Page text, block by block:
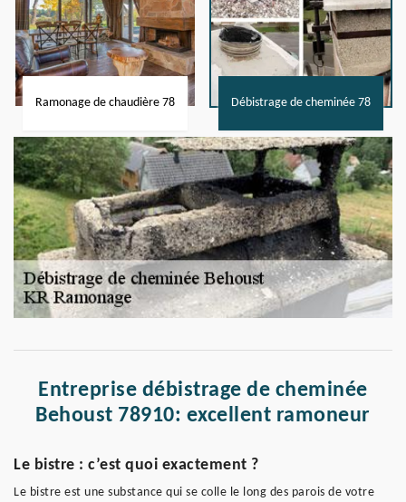
Ramonage de chaudière 78 Débistrage de cheminée 78
Entreprise débistrage de cheminée
Behoust 78910: excellent ramoneur
Le bistre : c’est quoi exactement ?
Le bistre est une substance qui se colle le long des parois de votre